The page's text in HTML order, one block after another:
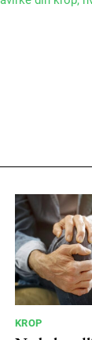
KROP